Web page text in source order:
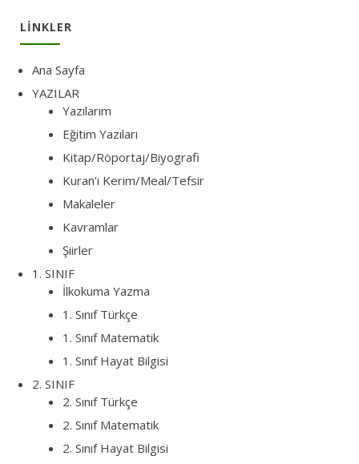
LINKLER
Ana Sayfa
YAZILAR
Yazılarım
Eğitim Yazıları
Kitap/Röportaj/Biyografi
Kuran’ı Kerim/Meal/Tefsir
Makaleler
Kavramlar
Şiirler
1. SINIF
İlkokuma Yazma
1. Sınıf Türkçe
1. Sınıf Matematik
1. Sınıf Hayat Bilgisi
2. SINIF
2. Sınıf Türkçe
2. Sınıf Matematik
2. Sınıf Hayat Bilgisi